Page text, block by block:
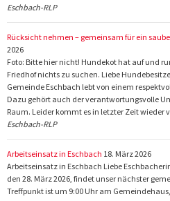
Eschbach-RLP
Rücksicht nehmen – gemeinsam für ein
2026
Foto: Bitte hier nicht! Hundekot hat auf und
Friedhof nichts zu suchen. Liebe
Gemeinde Eschbach lebt von einem
Dazu gehört auch der verantwortungsvolle
Raum. Leider kommt es in letzter Zeit
Eschbach-RLP
Arbeitseinsatz in Eschbach 18. März 2026
Arbeitseinsatz in Eschbach Liebe
den 28. März 2026, findet unser nächster
Treffpunkt ist um 9:00 Uhr am